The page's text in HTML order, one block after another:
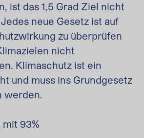
ist das 1,5 Grad Ziel nicht
neue Gesetz ist auf
zu überprüfen
nicht
Klimaschutz ist ein
und muss ins Grundgesetz
werden.
93%